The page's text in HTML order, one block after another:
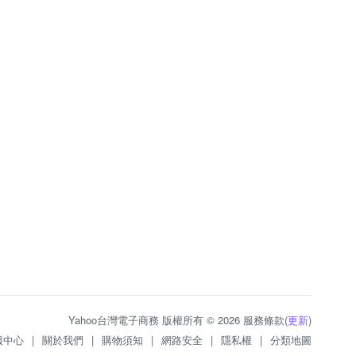
Yahoo台灣電子商務 版權所有 © 2026 服務條款(更新)
中心 | 關於我們 | 購物須知 | 網路安全 | 隱私權 | 分類地圖